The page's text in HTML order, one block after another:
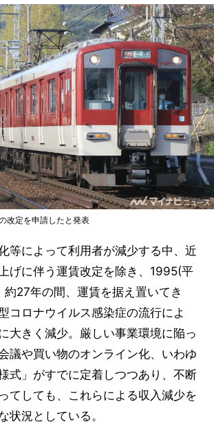
改定を申請したと発表
等によって利用者が減少する中、近
げに伴う運賃改定を除き、1995(平
27年の間、運賃を据え置いてき
コロナウイルス感染症の流行によ
大きく減少。厳しい事業環境に陥っ
議や買い物のオンライン化、いわゆ
式」がすでに定着しつつあり、不断
てしても、これらによる収入減少を
状況としている。